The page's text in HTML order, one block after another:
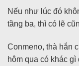
Nếu như lúc đó
tầng ba, thì có lẽ
Conmeno, thà hắn
hôm qua có khác